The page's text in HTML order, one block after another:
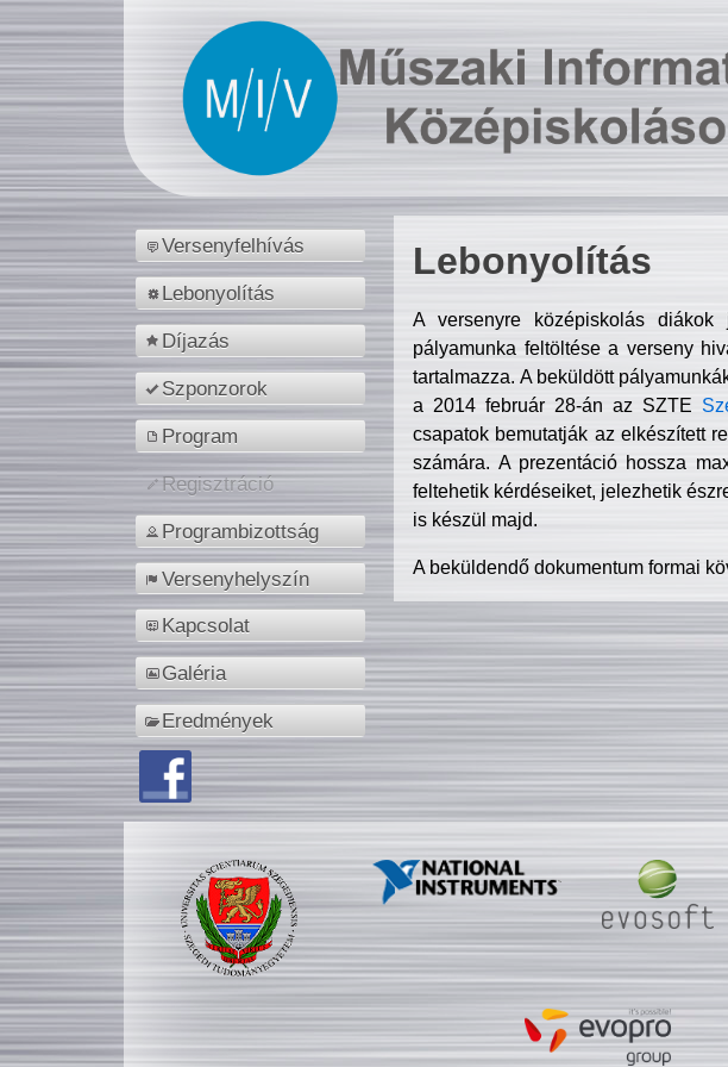
Versenyfelhívás
Lebonyolítás
Díjazás
Szponzorok
Program
Regisztráció
Programbizottság
Versenyhelyszín
Kapcsolat
Galéria
Eredmények
Lebonyolítás
A versenyre középiskolás diákok
pályamunka feltöltése a verseny
tartalmazza. A beküldött
a 2014 február 28-án az SZTE
csapatok bemutatják az elkészített
számára. A prezentáció hossza
feltehetik kérdéseiket, jelezhetik
is készül majd.
A beküldendő dokumentum formai